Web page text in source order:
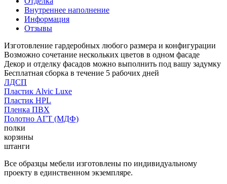
Внутреннее наполнение
Информация
Отзывы
Изготовление гардеробных любого размера и конфигурации
Возможно сочетание нескольких цветов в одном фасаде
Декор и отделку фасадов можно выполнить под вашу задумку
Бесплатная сборка в течение 5 рабочих дней
ЛДСП
Пластик Alvic Luxe
Пластик HPL
Пленка ПВХ
Полотно АГТ (МДФ)
полки
корзины
штанги
Все образцы мебели изготовлены по индивидуальному
проекту в единственном экземпляре.